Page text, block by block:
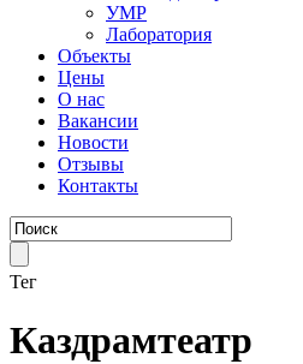
УМР
Лаборатория
Объекты
Цены
О нас
Вакансии
Новости
Отзывы
Контакты
Тег
Каздрамтеатр